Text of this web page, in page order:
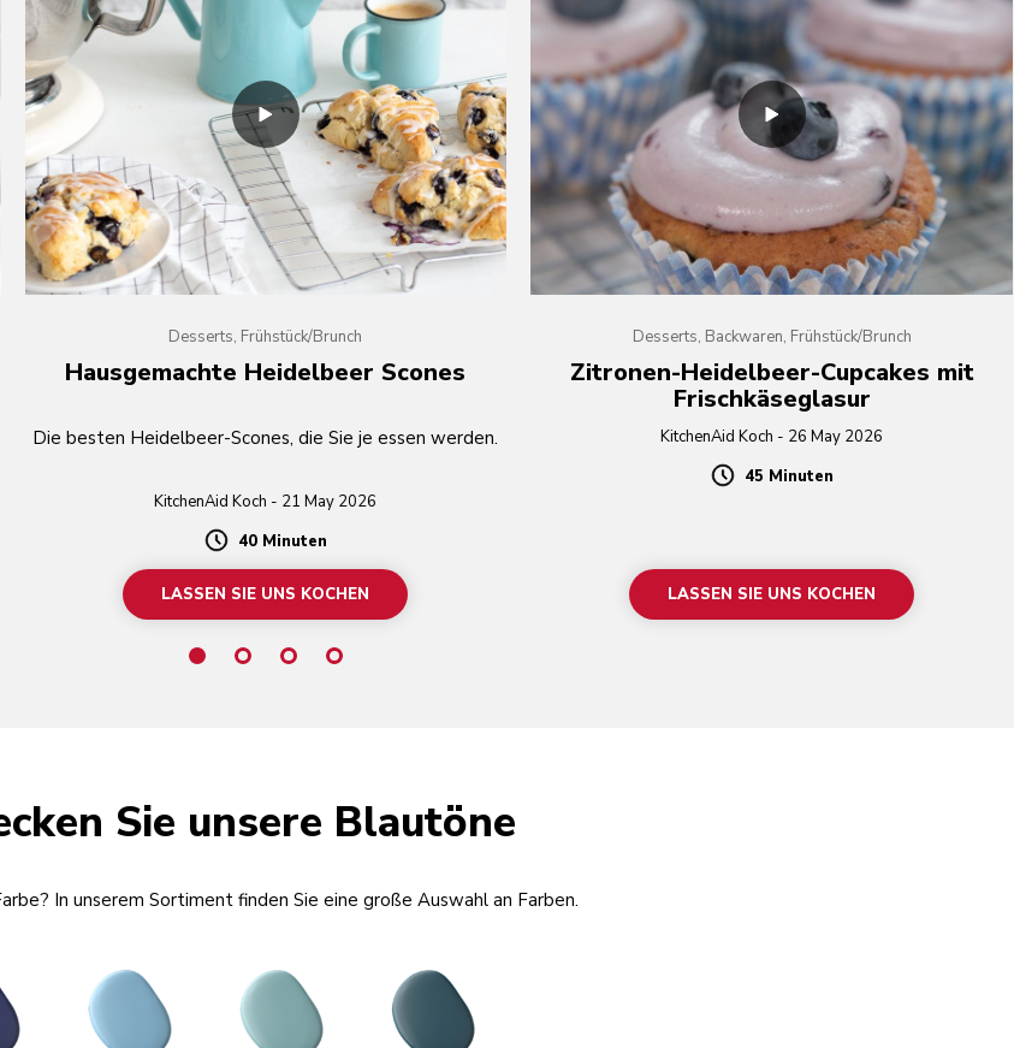
Desserts, Frühstück/Brunch
Hausgemachte Heidelbeer Scones
Die besten Heidelbeer-Scones, die Sie je essen werden.
KitchenAid Koch - 21 May 2026
Duration
40 Minuten
LASSEN SIE UNS KOCHEN
Desserts, Backwaren, Frühstück/Brunch
Zitronen-Heidelbeer-Cupcakes mit
Frischkäseglasur
KitchenAid Koch - 26 May 2026
Duration
45 Minuten
LASSEN SIE UNS KOCHEN
Sie unsere Blautöne
In unserem Sortiment finden Sie eine große Auswahl an Farben.